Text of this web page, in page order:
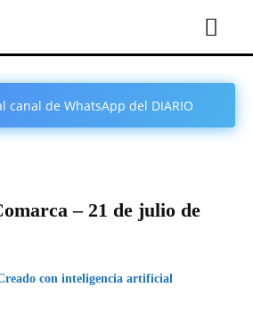
canal de WhatsApp del DIARIO
– 21 de julio de
con inteligencia artificial